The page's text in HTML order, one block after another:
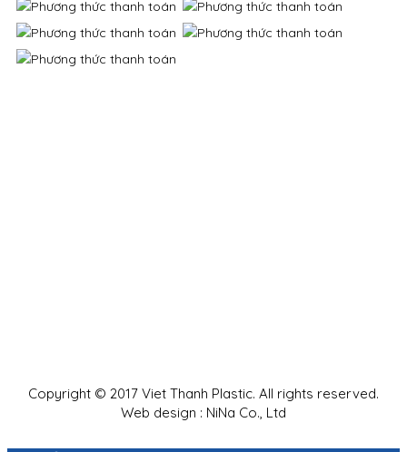
Copyright © 2017 Viet Thanh Plastic. All rights reserved.
Web design : NiNa Co., Ltd